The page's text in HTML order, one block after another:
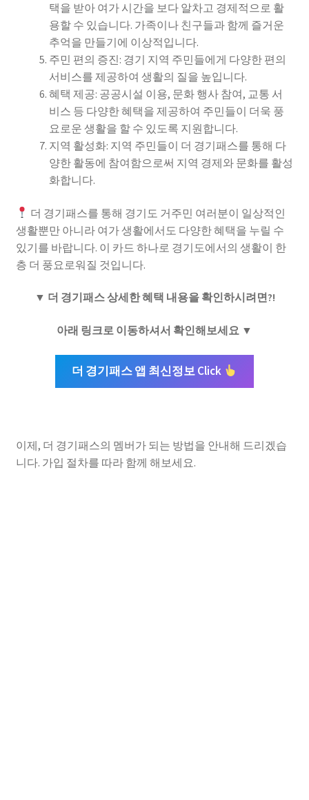
택을 받아 여가 시간을 보다 알차고 경제적으로 활
용할 수 있습니다. 가족이나 친구들과 함께 즐거운
추억을 만들기에 이상적입니다.
주민 편의 증진: 경기 지역 주민들에게 다양한 편의
서비스를 제공하여 생활의 질을 높입니다.
혜택 제공: 공공시설 이용, 문화 행사 참여, 교통 서
비스 등 다양한 혜택을 제공하여 주민들이 더욱 풍
요로운 생활을 할 수 있도록 지원합니다.
지역 활성화: 지역 주민들이 더 경기패스를 통해 다
양한 활동에 참여함으로써 지역 경제와 문화를 활성
화합니다.
더 경기패스를 통해 경기도 거주민 여러분이 일상적인
생활뿐만 아니라 여가 생활에서도 다양한 혜택을 누릴 수
있기를 바랍니다. 이 카드 하나로 경기도에서의 생활이 한
층 더 풍요로워질 것입니다.
▼ 더 경기패스 상세한 혜택 내용을 확인하시려면?!
아래 링크로 이동하셔서 확인해보세요 ▼
더 경기패스 앱 최신정보 Click
이제, 더 경기패스의 멤버가 되는 방법을 안내해 드리겠습
니다. 가입 절차를 따라 함께 해보세요.